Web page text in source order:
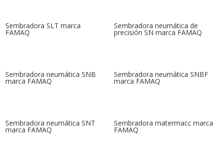
Sembradora SLT marca
FAMAQ
Sembradora neumática de
precisión SN marca FAMAQ
Sembradora neumática SNB
marca FAMAQ
Sembradora neumática SNBF
marca FAMAQ
Sembradora neumática SNT
marca FAMAQ
Sembradora matermacc marca
FAMAQ